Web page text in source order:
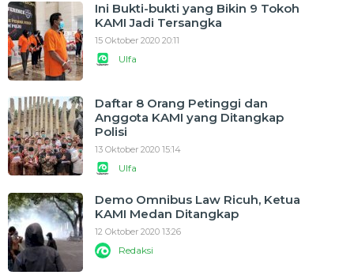
Ini Bukti-bukti yang Bikin 9 Tokoh
KAMI Jadi Tersangka
15 Oktober 2020 20:11
Ulfa
Daftar 8 Orang Petinggi dan
Anggota KAMI yang Ditangkap
Polisi
13 Oktober 2020 15:14
Ulfa
Demo Omnibus Law Ricuh, Ketua
KAMI Medan Ditangkap
12 Oktober 2020 13:26
Redaksi